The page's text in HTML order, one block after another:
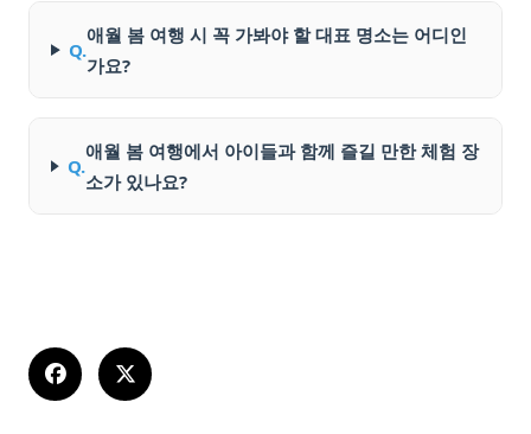
Q.
애월 봄 여행 시 꼭 가봐야 할 대표 명소는 어디인
가요?
Q.
애월 봄 여행에서 아이들과 함께 즐길 만한 체험 장
소가 있나요?